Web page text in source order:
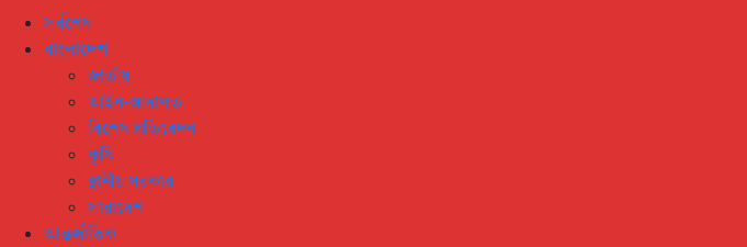
সর্বশেষ
বাংলাদেশ
জাতীয়
আইন-আদালত
বিশেষ প্রতিবেদন
কৃষি
স্থানীয় সরকার
সারাদেশ
আন্তর্জাতিক